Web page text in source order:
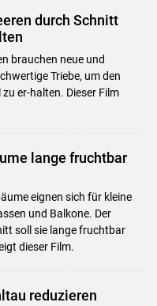
durch Schnitt
brauchen neue und
Triebe, um den
er-halten. Dieser Film
lange fruchtbar
eignen sich für kleine
und Balkone. Der
soll sie lange fruchtbar
dieser Film.
reduzieren